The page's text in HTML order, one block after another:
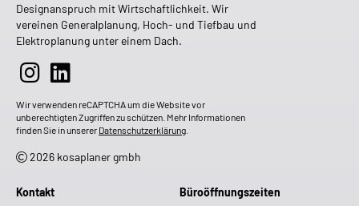
Designanspruch mit Wirtschaftlichkeit. Wir
vereinen Generalplanung, Hoch- und Tiefbau und
Elektroplanung unter einem Dach.
Wir verwenden reCAPTCHA um die Website vor
unberechtigten Zugriffen zu schützen. Mehr Informationen
finden Sie in unserer Datenschutzerklärung
2026 kosaplaner gmbh
Kontakt Büroöffnungszeiten